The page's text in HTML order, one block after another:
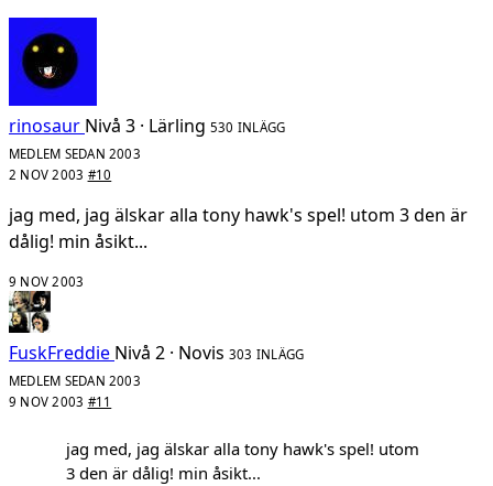
rinosaur Nivå 3 · Lärling 530 INLÄGG
MEDLEM SEDAN 2003
2 NOV 2003 #10
jag med, jag älskar alla tony hawk's spel! utom 3 den är
dålig! min åsikt...
9 NOV 2003
FuskFreddie Nivå 2 · Novis 303 INLÄGG
MEDLEM SEDAN 2003
9 NOV 2003 #11
jag med, jag älskar alla tony hawk's spel! utom
3 den är dålig! min åsikt...